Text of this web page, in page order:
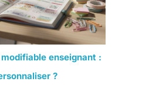
enseignant :
?